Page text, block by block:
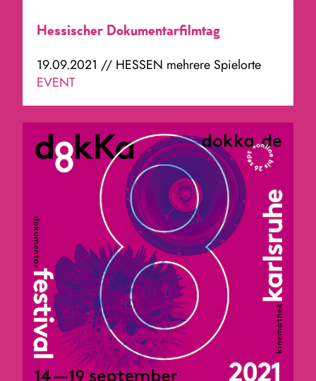
Hessischer Dokumentarfilmtag
19.09.2021 // HESSEN mehrere Spielorte
EVENT